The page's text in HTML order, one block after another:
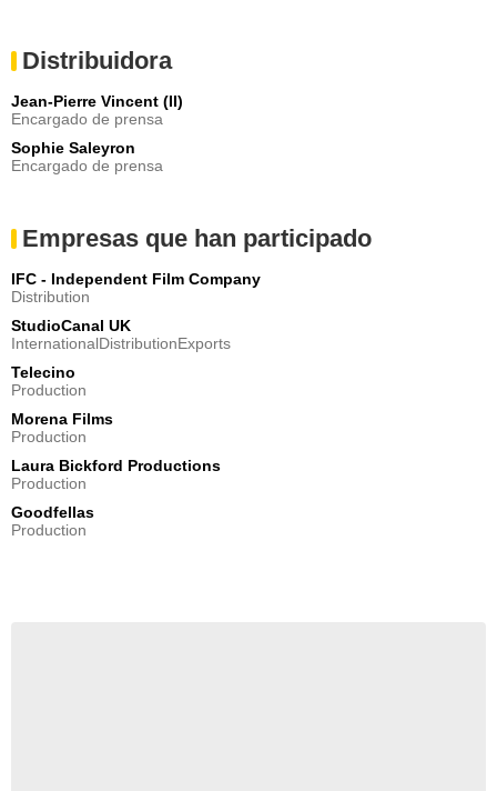
Distribuidora
Jean-Pierre Vincent (II)
Encargado de prensa
Sophie Saleyron
Encargado de prensa
Empresas que han participado
IFC - Independent Film Company
Distribution
StudioCanal UK
InternationalDistributionExports
Telecino
Production
Morena Films
Production
Laura Bickford Productions
Production
Goodfellas
Production